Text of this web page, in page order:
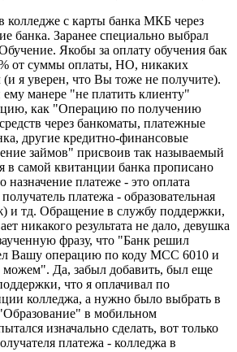
колледже с карты банка МКБ через
банка. Заранее специально выбрал
Якобы за оплату обучения бак
от суммы оплаты, НО, никаких
я уверен, что Вы тоже не получите).
ему манере "не платить клиенту"
как "Операцию по получению
через банкоматы, платежные
другие кредитно-финансовые
займов" присвоив так называемый
самой квитанции банка прописано
назначение платеже - это оплата
платежа - образовательная
и тд. Обращение в службу поддержки,
никакого результата не дало, девушка
фразу, что "Банк решил
Вашу операцию по коду МСС 6010 и
можем". Да, забыл добавить, был еще
что я оплачивал по
колледжа, а нужно было выбрать в
в мобильном
изначально сделать, вот только
платежа - колледжа в